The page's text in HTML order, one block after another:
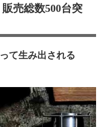
売総数500台突
て生み出される